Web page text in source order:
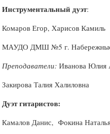
Инструментальный дуэт:
Комаров Егор, Харисов Камиль
МАУДО ДМШ №5 г.
Преподаватели: Иванова Юлия
Закирова Талия Халиловна
Дуэт гитаристов:
Камалов Данис, Фокина